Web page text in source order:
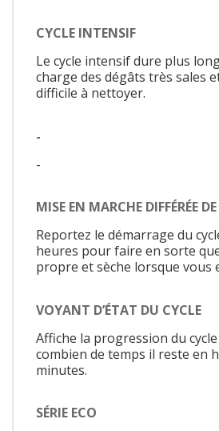
CYCLE INTENSIF
Le cycle intensif dure plus
charge des dégâts très sales
difficile à nettoyer.
-
-
MISE EN MARCHE DIFFÉRÉE
Reportez le démarrage du
heures pour faire en sorte
propre et sèche lorsque vous
VOYANT D’ÉTAT DU CYCLE
Affiche la progression du
combien de temps il reste en
minutes.
SÉRIE ECO